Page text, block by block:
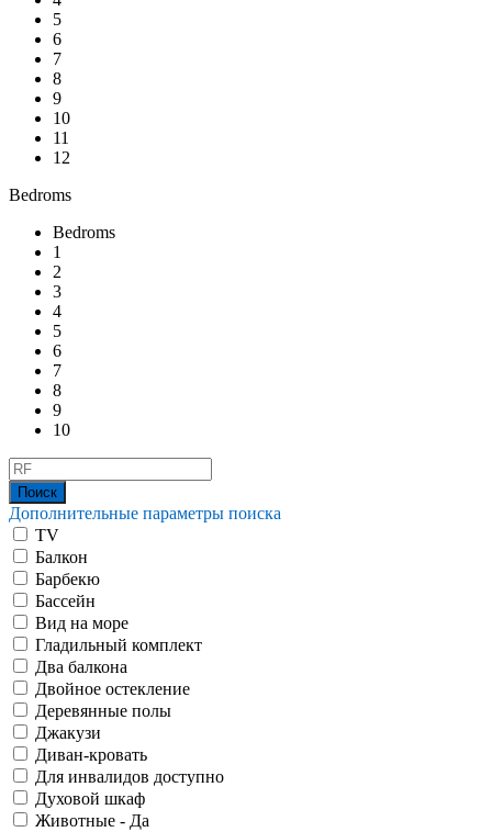
5
6
7
8
9
10
11
12
Bedroms
Bedroms
1
2
3
4
5
6
7
8
9
10
Дополнительные параметры поиска
TV
Балкон
Барбекю
Бассейн
Вид на море
Гладильный комплект
Два балкона
Двойное остекление
Деревянные полы
Джакузи
Диван-кровать
Для инвалидов доступно
Духовой шкаф
Животные - Да